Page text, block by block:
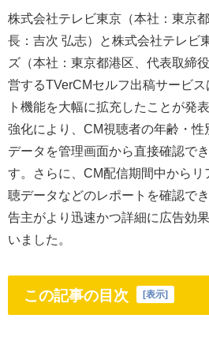
株式会社テレビ東京（本社：東京
長：吉次 弘志）と株式会社テレビ
ズ（本社：東京都港区、代表取締
営するTVerCMセルフ出稿サービ
ト機能を大幅に拡充したことが発
強化により、CM視聴者の年齢・性
データを管理画面から直接確認で
す。さらに、CM配信期間中からリ
聴データなどのレポートを確認で
告主がより迅速かつ詳細に広告効
いました。
この記事の目次 [表示]